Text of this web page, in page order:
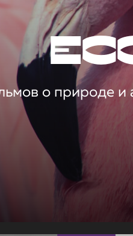
о природе и